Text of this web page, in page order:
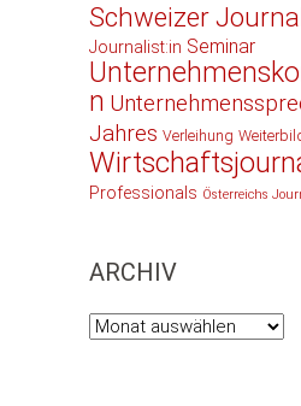
Schweizer
Journalist:in Seminar
n
Jahres Verleihung
Professionals Österreichs
ARCHIV
Archiv